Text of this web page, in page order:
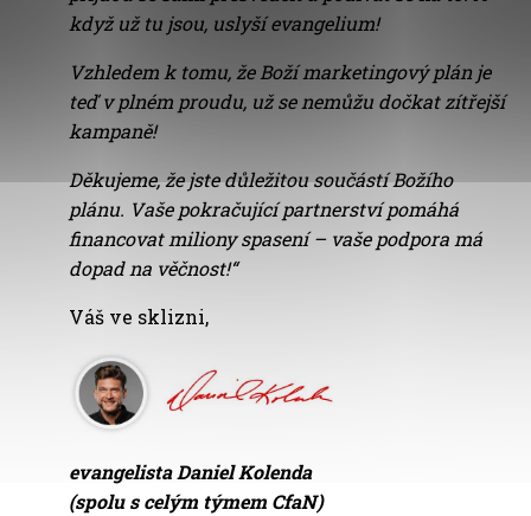
když už tu jsou, uslyší evangelium!
Vzhledem k tomu, že Boží marketingový plán je
teď v plném proudu, už se nemůžu dočkat zítřejší
kampaně!
Děkujeme, že jste důležitou součástí Božího
plánu. Vaše pokračující partnerství pomáhá
financovat miliony spasení – vaše podpora má
dopad na věčnost!“
Váš ve sklizni,
evangelista Daniel Kolenda
(spolu s celým týmem CfaN)